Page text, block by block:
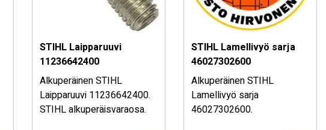
STIHL Laipparuuvi
11236642400
Alkuperäinen STIHL
Laipparuuvi 11236642400.
STIHL alkuperäisvaraosa.
STIHL Lamellivyö sarja
46027302600
Alkuperäinen STIHL
Lamellivyö sarja
46027302600.